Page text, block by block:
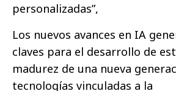
personalizadas”,
Los nuevos avances en IA
claves para el desarrollo de
madurez de una nueva
tecnologías vinculadas a la